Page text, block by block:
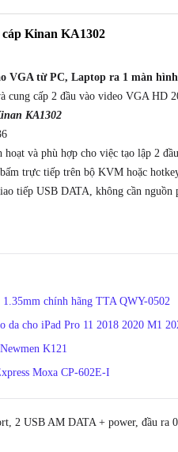
Kinan KA1302
VGA từ PC, Laptop ra 1 màn
cung cấp 2 đầu vào video VGA HD
KA1302
và phù hợp cho việc tạo lập 2
trực tiếp trên bộ KVM hoặc
tiếp USB DATA, không cần nguồn
chính hãng TTA QWY-0502
da cho iPad Pro 11 2018 2020 M1
K121
Moxa CP-602E-I
2 USB AM DATA + power, đầu ra